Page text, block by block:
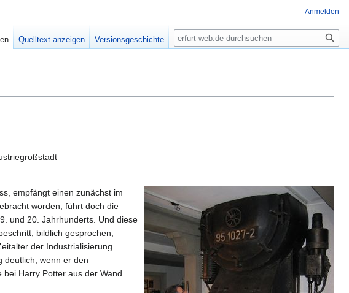
empfängt einen zunächst im
worden, führt doch die
und 20. Jahrhunderts. Und diese
bildlich gesprochen,
der Industrialisierung
deutlich, wenn er den
Harry Potter aus der Wand
Anmelden
Quelltext anzeigen Versionsgeschichte Suche